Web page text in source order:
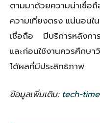
ตามมาด้วยความน่าเชื่อ
ความเที่ยงตรง แน่นอนใ
เชื่อถือ มีบริการหลังกา
และก่อนใช้งานควรศึกษา
ได้ผลที่มีประสิทธิภาพ
ข้อมูลเพิ่มเติม: tech-